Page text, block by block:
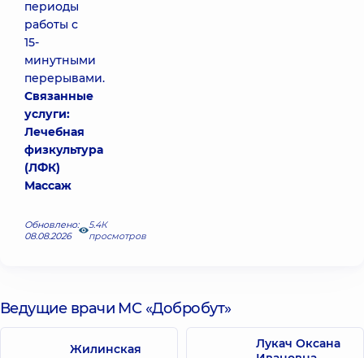
периоды
работы с
15-
минутными
перерывами.
Связанные
услуги:
Лечебная
физкультура
(ЛФК)
Массаж
Обновлено:
08.08.2026
5.4К
просмотров
Ведущие врачи МС «Добробут»
Жилинская
Лукач Оксана